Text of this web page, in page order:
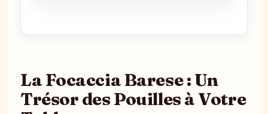
La Focaccia Barese : Un
Trésor des Pouilles à Votre